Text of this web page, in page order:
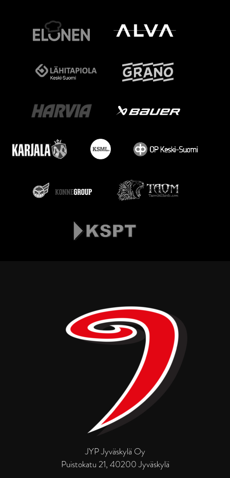
JYP Jyväskylä Oy
Puistokatu 21, 40200 Jyväskylä